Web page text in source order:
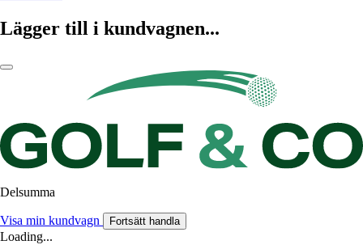
Lägger till i kundvagnen...
Delsumma
Visa min kundvagn Fortsätt handla
Loading...